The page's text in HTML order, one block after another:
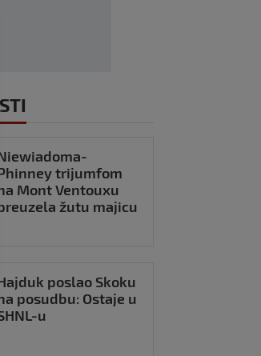
trijumfom
Mont Ventouxu
žutu majicu
poslao Skoku
posudbu: Ostaje u
u